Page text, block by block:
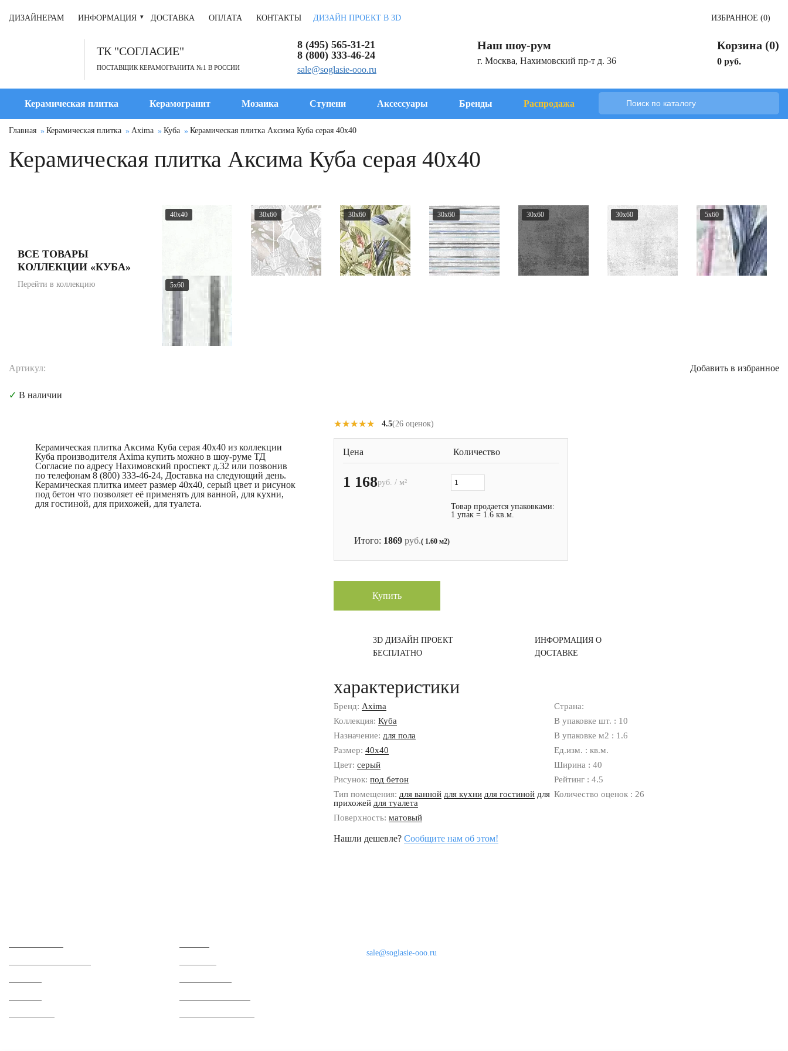
ДИЗАЙНЕРАМ ИНФОРМАЦИЯ ДОСТАВКА ОПЛАТА КОНТАКТЫ ДИЗАЙН ПРОЕКТ В 3D ИЗБРАННОЕ (0)
ТК "СОГЛАСИЕ"
ПОСТАВЩИК КЕРАМОГРАНИТА №1 В РОССИИ
8 (495) 565-31-21
8 (800) 333-46-24
sale@soglasie-ooo.ru
Наш шоу-рум
г. Москва, Нахимовский пр-т д. 36
Корзина (0)
0 руб.
Керамическая плитка Керамогранит Мозаика Ступени Аксессуары Бренды Распродажа
Главная Керамическая плитка Axima Куба Керамическая плитка Аксима Куба серая 40x40
Керамическая плитка Аксима Куба серая 40x40
ВСЕ ТОВАРЫ
КОЛЛЕКЦИИ «КУБА»
Перейти в коллекцию
40x40 30x60 30x60 30x60 30x60 30x60 5x60
5x60
Артикул: Добавить в избранное
✓ В наличии
Керамическая плитка Аксима Куба серая 40x40 из коллекции
Куба производителя Axima купить можно в шоу-руме ТД
Согласие по адресу Нахимовский проспект д.32 или позвонив
по телефонам 8 (800) 333-46-24, Доставка на следующий день.
Керамическая плитка имеет размер 40x40, серый цвет и рисунок
под бетон что позволяет её применять для ванной, для кухни,
для гостиной, для прихожей, для туалета.
★★★★★
★★★★★ 4.5(26 оценок)
Цена Количество
1 168руб. / м²
Товар продается упаковками:
1 упак = 1.6 кв.м.
Итого: 1869 руб.( 1.60 м2)
Купить
3D ДИЗАЙН ПРОЕКТ
БЕСПЛАТНО
ИНФОРМАЦИЯ О
ДОСТАВКЕ
характеристики
Бренд: Axima
Коллекция: Куба
Назначение: для пола
Размер: 40x40
Цвет: серый
Рисунок: под бетон
Тип помещения: для ванной для кухни для гостиной для
прихожей для туалета
Поверхность: матовый
Страна:
В упаковке шт. : 10
В упаковке м2 : 1.6
Ед.изм. : кв.м.
Ширина : 40
Рейтинг : 4.5
Количество оценок : 26
Нашли дешевле? Сообщите нам об этом!
sale@soglasie-ooo.ru